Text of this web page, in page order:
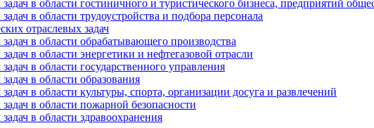
в области гостиничного и туристического бизнеса, предприятий
в области трудоустройства и подбора персонала
отраслевых задач
в области обрабатывающего производства
в области энергетики и нефтегазовой отрасли
в области государственного управления
в области образования
в области культуры, спорта, организации досуга и развлечений
в области пожарной безопасности
в области здравоохранения